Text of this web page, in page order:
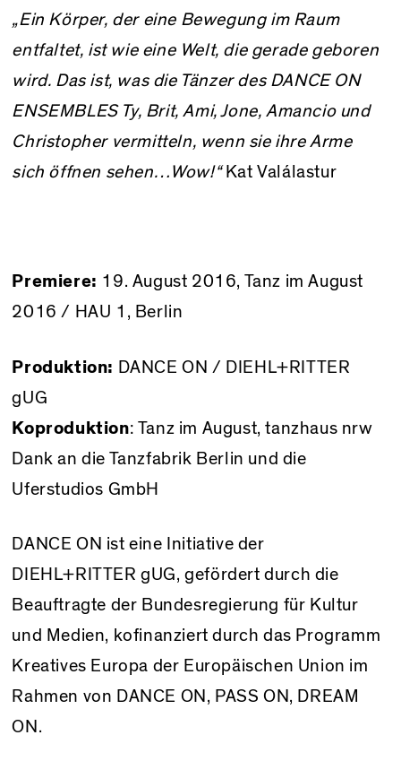
„Ein Körper, der eine Bewegung im Raum
entfaltet, ist wie eine Welt, die gerade geboren
wird. Das ist, was die Tänzer des DANCE ON
ENSEMBLES Ty, Brit, Ami, Jone, Amancio und
Christopher vermitteln, wenn sie ihre Arme
sich öffnen sehen…Wow!“Kat Valálastur
Premiere: 19. August 2016, Tanz im August
2016 / HAU 1, Berlin
Produktion: DANCE ON / DIEHL+RITTER
gUG
Koproduktion: Tanz im August, tanzhaus nrw
Dank an die Tanzfabrik Berlin und die
Uferstudios GmbH
DANCE ON ist eine Initiative der
DIEHL+RITTER gUG, gefördert durch die
Beauftragte der Bundesregierung für Kultur
und Medien, kofinanziert durch das Programm
Kreatives Europa der Europäischen Union im
Rahmen von DANCE ON, PASS ON, DREAM
ON.